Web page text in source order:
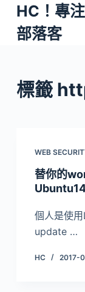
跳
至
內
容
HC！專
部落客
標籤
WEB
替你的
個人是使
update …
HC 2017-